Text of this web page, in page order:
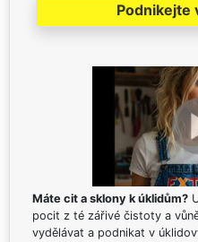
Podnikejte
Máte cit a sklony k úklidům?
pocit z té zářivé čistoty a
vydělávat a podnikat v